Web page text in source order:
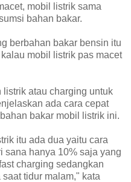
mobil listrik sama
bahan bakar.
berbahan bakar bensin itu
mobil listrik pas macet
atau charging untuk
ada cara cepat
bakar mobil listrik ini.
itu ada dua yaitu cara
sana hanya 10% saja yang
charging sedangkan
tidur malam," kata